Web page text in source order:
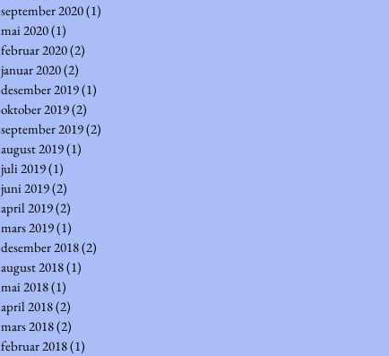
september 2020(1)
mai 2020(1)
februar 2020(2)
januar 2020(2)
desember 2019(1)
oktober 2019(2)
september 2019(2)
august 2019(1)
juli 2019(1)
juni 2019(2)
april 2019(2)
mars 2019(1)
desember 2018(2)
august 2018(1)
mai 2018(1)
april 2018(2)
mars 2018(2)
februar 2018(1)